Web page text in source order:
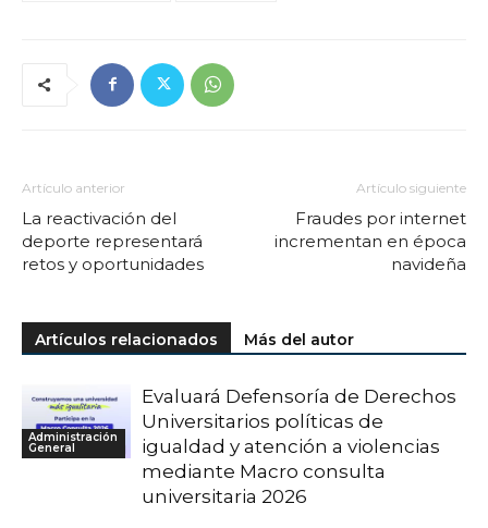
Artículo anterior
La reactivación del
deporte representará
retos y oportunidades
Artículo siguiente
Fraudes por internet
incrementan en época
navideña
Artículos relacionados Más del autor
Administración
General
Evaluará Defensoría de Derechos
Universitarios políticas de
igualdad y atención a violencias
mediante Macro consulta
universitaria 2026